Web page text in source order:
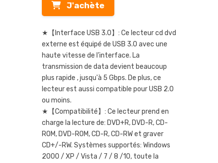
J'achète
★【Interface USB 3.0】: Ce lecteur cd dvd
externe est équipé de USB 3.0 avec une
haute vitesse de l’interface. La
transmission de data devient beaucoup
plus rapide , jusqu'à 5 Gbps. De plus, ce
lecteur est aussi compatible pour USB 2.0
ou moins.
★【Compatibilité】: Ce lecteur prend en
charge la lecture de: DVD+R, DVD-R, CD-
ROM, DVD-ROM, CD-R, CD-RW et graver
CD+/-RW. Systèmes supportés: Windows
2000 / XP / Vista / 7 / 8 /10, toute la